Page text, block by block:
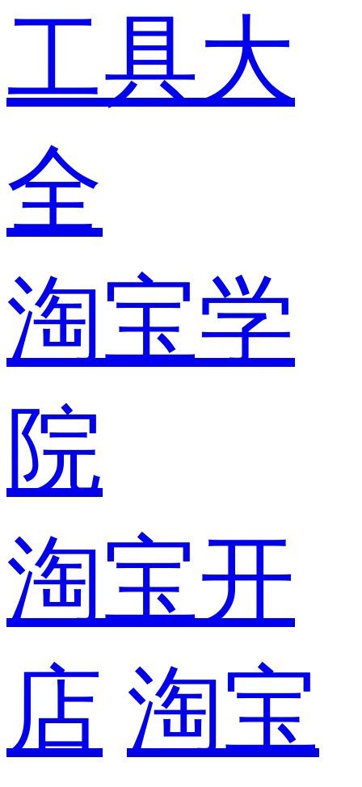
工具大
全
淘宝学
院
淘宝开
店 淘宝